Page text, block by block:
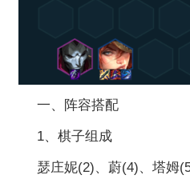
一、阵容搭配
1、棋子组成
瑟庄妮(2)、蔚(4)、塔姆